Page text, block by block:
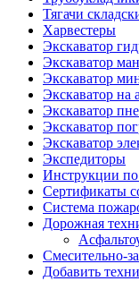
Тягачи
Харвестеры
Экскаватор
Экскаватор
Экскаватор
Экскаватор на
Экскаватор
Экскаватор
Экскаватор
Экспедиторы
Инструкции по
Сертификаты
Система
Дорожная
Смесительно-
Добавить